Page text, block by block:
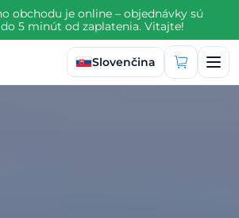
obchodu je online – objednávky sú
5 minút od zaplatenia. Vitajte!
Vybrať jazyk
Slovenčina